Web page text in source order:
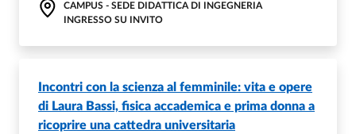
CAMPUS - SEDE DIDATTICA DI INGEGNERIA
INGRESSO SU INVITO
Incontri con la scienza al femminile: vita e opere
di Laura Bassi, fisica accademica e prima donna a
ricoprire una cattedra universitaria